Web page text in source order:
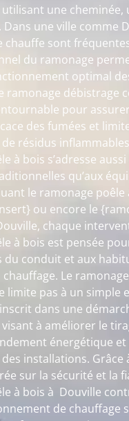
une cheminée,
une ville comme
chauffe sont
du ramonage
optimal
ramonage débistrage
pour
des fumées et
résidus
à bois s’adresse
qu’aux
le ramonage poêle
ou encore le
chaque
à bois est pensée
du conduit et aux
chauffage. Le
limite pas à un simple
dans une
à améliorer le
énergétique
installations. Grâce
sur la sécurité et la
à bois à Douville
de chauffage